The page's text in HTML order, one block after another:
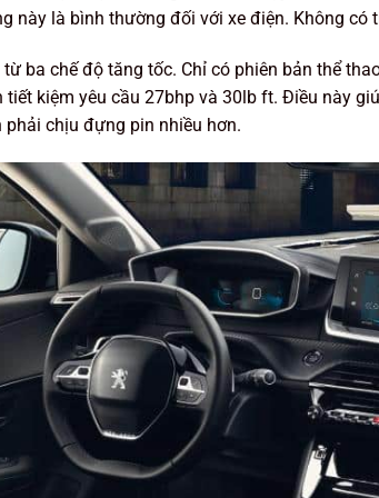
này là bình thường đối với xe điện. Không có
từ ba chế độ tăng tốc. Chỉ có phiên bản thể
tiết kiệm yêu cầu 27bhp và 30lb ft. Điều này
phải chịu đựng pin nhiều hơn.